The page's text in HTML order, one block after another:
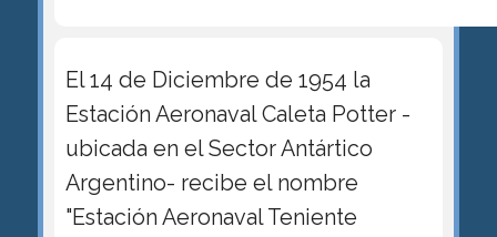
El 14 de Diciembre de 1954 la
Estación Aeronaval Caleta Potter -
ubicada en el Sector Antártico
Argentino- recibe el nombre
"Estación Aeronaval Teniente